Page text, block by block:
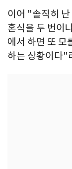
이어 "솔직히 난
혼식을 두 번이
에서 하면 또 모
하는 상황이다"